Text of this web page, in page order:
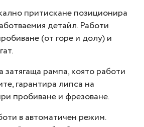
притискане позиционира
детайл. Работи
(от горе и долу) и
рампа, която работи
гарантира липса на
пробиване и фрезоване.
в автоматичен режим.